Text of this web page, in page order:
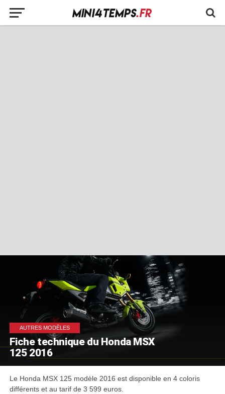
AUTRES MODÈLES
Fiche technique du Honda MSX
125 2016
Le Honda MSX 125 modèle 2016 est disponible en 4 coloris
différents et au tarif de 3 599 euros.